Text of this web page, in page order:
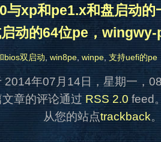
与xp和pe1.x和盘启动的
动的64位pe，
bios双启动,win8pe, winpe, 支持uefi的pe
2014年07月14日，星期一，
章的评论通过 RSS 2.0 feed
从您的站点trackback